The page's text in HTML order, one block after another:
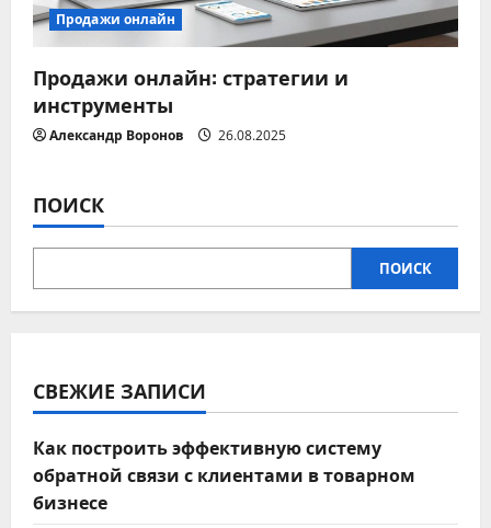
Продажи онлайн
Продажи онлайн: стратегии и
инструменты
Александр Воронов 26.08.2025
ПОИСК
ПОИСК
СВЕЖИЕ ЗАПИСИ
Как построить эффективную систему
обратной связи с клиентами в товарном
бизнесе